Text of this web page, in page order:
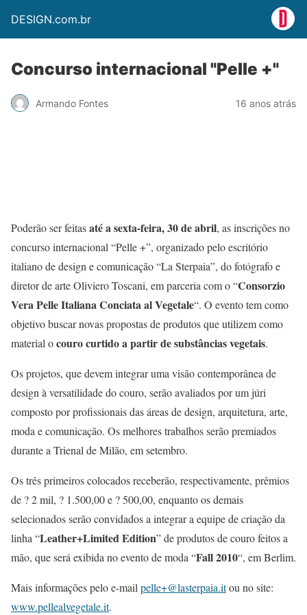
DESIGN.com.br
Concurso internacional "Pelle +"
Armando Fontes 16 anos atrás
Poderão ser feitasaté a sexta-feira, 30 de abril, as inscrições no
concurso internacional “Pelle +”, organizado pelo escritório
italiano de design e comunicação “La Sterpaia”, do fotógrafo e
diretor de arte Oliviero Toscani, em parceria com o “Consorzio
Vera Pelle Italiana Conciata al Vegetale“. O evento tem como
objetivo buscar novas propostas de produtos que utilizem como
material ocouro curtido a partir de substâncias vegetais.
Os projetos, que devem integrar uma visão contemporânea de
design à versatilidade do couro, serão avaliados por um júri
composto por profissionais das áreas de design, arquitetura, arte,
moda e comunicação. Os melhores trabalhos serão premiados
durante a Trienal de Milão, em setembro.
Os três primeiros colocados receberão, respectivamente, prêmios
de ? 2 mil, ? 1.500,00 e ? 500,00, enquanto os demais
selecionados serão convidados a integrar a equipe de criação da
linha “Leather+Limited Edition” de produtos de couro feitos a
mão, que será exibida no evento de moda “Fall 2010“, em Berlim.
Mais informações pelo e-mail pelle+@lasterpaia.itou no site:
www.pellealvegetale.it.